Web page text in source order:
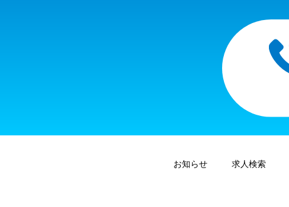
お知らせ 求人検索